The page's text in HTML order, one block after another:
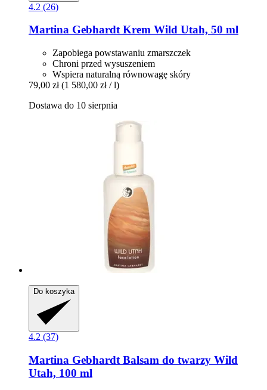
4.2 (26)
Martina GebhardtKrem Wild Utah, 50 ml
Zapobiega powstawaniu zmarszczek
Chroni przed wysuszeniem
Wspiera naturalną równowagę skóry
79,00 zł (1 580,00 zł / l)
Dostawa do 10 sierpnia
Do koszyka
4.2 (37)
Martina Gebhardt Balsam do twarzy Wild
Utah, 100 ml